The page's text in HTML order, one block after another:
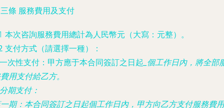
條 服務費用及支付
本次咨詢服務費用總計為人民幣元（大寫： 元整）。
支付方式（請選擇一種）：
次性支付：甲方應于本合同簽訂之日起 _個工作日內，將全部
用支付給乙方。
期支付：
期：本合同簽訂之日起個工作日內，甲方向乙方支付服務費用